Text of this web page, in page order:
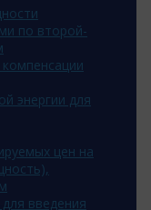
по второй-
энергии для
цен на
введения